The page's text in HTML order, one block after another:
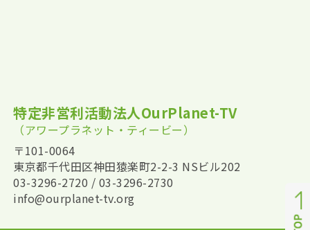
特定非営利活動法人OurPlanet-TV
（アワープラネット・ティービー）
〒101-0064
東京都千代田区神田猿楽町2-2-3 NSビル202
03-3296-2720 / 03-3296-2730
info@ourplanet-tv.org